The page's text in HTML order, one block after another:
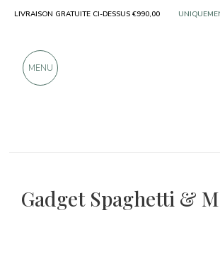
Gadget Spaghetti &
LIVRAISON GRATUITE CI-DESSUS €990,00
MENU